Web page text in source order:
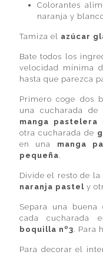
Colorantes
naranja y
Tamiza el azúcar
Bate todos los
velocidad mínima
hasta que parezca
Primero coge dos
una cucharada de
manga
otra cucharada de
en una manga
pequeña.
Divide el resto de la
naranja pastel y
Separa una
cada cucharada
boquilla nº3. Para
Para decorar el